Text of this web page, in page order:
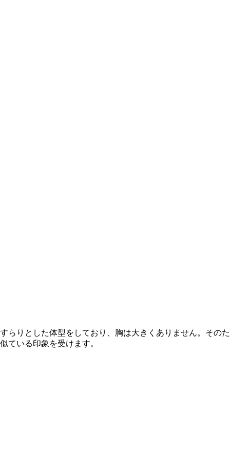
らりとした体型をしており、胸は大きくありません。その
ている印象を受けます。